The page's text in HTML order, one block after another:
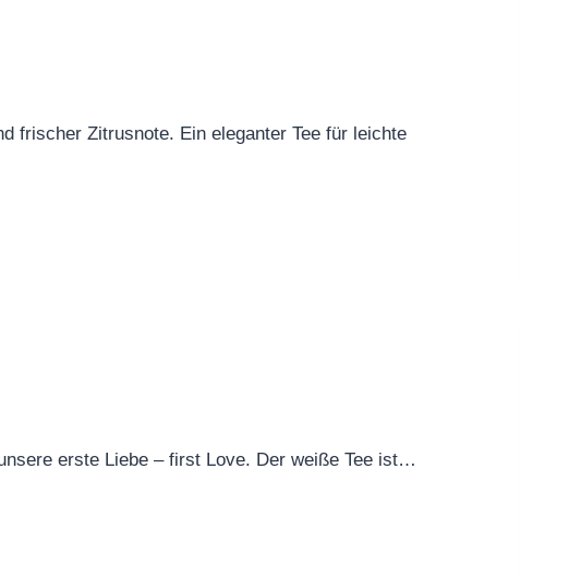
frischer Zitrusnote. Ein eleganter Tee für leichte
erste Liebe – first Love. Der weiße Tee ist…